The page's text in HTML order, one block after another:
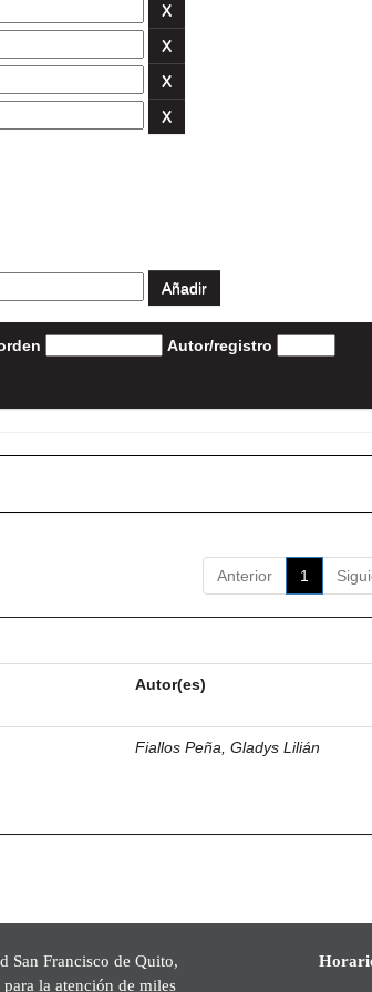
Autor/registro
Anterior 1
Autor(es)
Fiallos Peña, Gladys Lilián
San Francisco de Quito,
la atención de miles